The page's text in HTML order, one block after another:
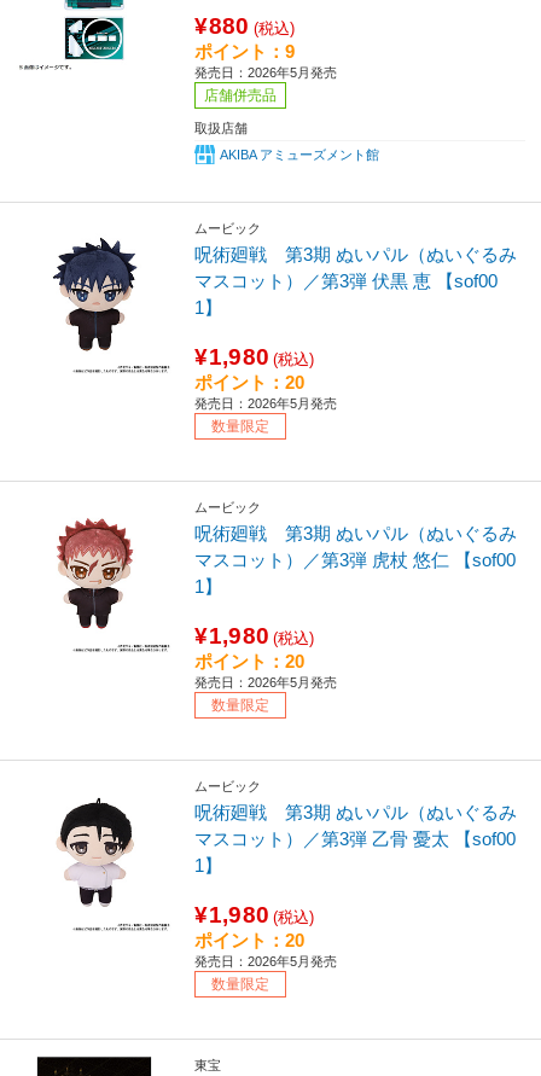
¥880 (税込)
ポイント：9
発売日：2026年5月発売
店舗併売品
取扱店舗
AKIBA アミューズメント館
ムービック
呪術廻戦 第3期 ぬいパル（ぬいぐるみ
マスコット）／第3弾 伏黒 恵 【sof00
1】
¥1,980 (税込)
ポイント：20
発売日：2026年5月発売
数量限定
ムービック
呪術廻戦 第3期 ぬいパル（ぬいぐるみ
マスコット）／第3弾 虎杖 悠仁 【sof00
1】
¥1,980 (税込)
ポイント：20
発売日：2026年5月発売
数量限定
ムービック
呪術廻戦 第3期 ぬいパル（ぬいぐるみ
マスコット）／第3弾 乙骨 憂太 【sof00
1】
¥1,980 (税込)
ポイント：20
発売日：2026年5月発売
数量限定
東宝